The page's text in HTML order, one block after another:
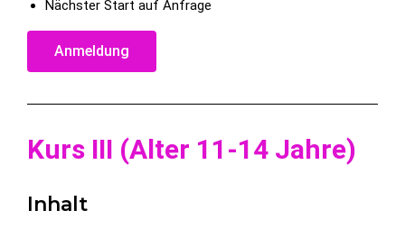
Nächster Start auf Anfrage
Anmeldung
Kurs III (Alter 11-14 Jahre)
Inhalt